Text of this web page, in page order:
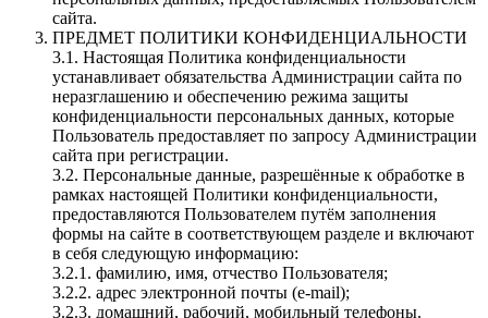
сайта.
ПРЕДМЕТ ПОЛИТИКИ КОНФИДЕНЦИАЛЬНОСТИ
3.1. Настоящая Политика конфиденциальности
устанавливает обязательства Администрации сайта по
неразглашению и обеспечению режима защиты
конфиденциальности персональных данных, которые
Пользователь предоставляет по запросу Администрации
сайта при регистрации.
3.2. Персональные данные, разрешённые к обработке в
рамках настоящей Политики конфиденциальности,
предоставляются Пользователем путём заполнения
формы на сайте в соответствующем разделе и включают
в себя следующую информацию:
3.2.1. фамилию, имя, отчество Пользователя;
3.2.2. адрес электронной почты (e-mail);
3.2.3. домашний, рабочий, мобильный телефоны.